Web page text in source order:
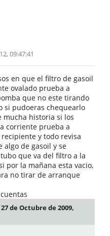
09:47:41
en que el filtro de gasoil
ovalado prueba a
que no este tirando
si pudoeras chequearlo
mucha historia si los
corriente prueba a
y todo revisa
de gasoil y se
que va del filtro a la
por la mañana esta vacio,
no tirar de arranque
de Octubre de 2009,